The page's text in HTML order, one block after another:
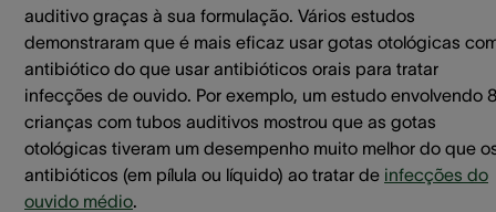
auditivo graças à sua formulação. Vários estudos
demonstraram que é mais eficaz usar gotas otológicas
antibiótico do que usar antibióticos orais para tratar
infecções de ouvido. Por exemplo, um estudo envolvendo
crianças com tubos auditivos mostrou que as gotas
otológicas tiveram um desempenho muito melhor do que
antibióticos (em pílula ou líquido) ao tratar de infecções do
ouvido médio.